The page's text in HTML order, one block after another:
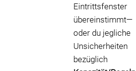
Eintrittsfenster
übereinstimmt—
oder du jegliche
Unsicherheiten
bezüglich